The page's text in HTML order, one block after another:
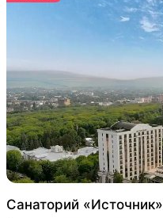
Санаторий «Источник»